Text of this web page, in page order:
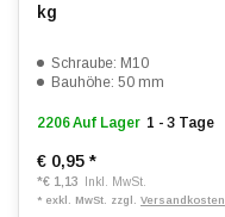
kg
Schraube: M10
Bauhöhe: 50 mm
2206 Auf Lager 1 - 3 Tage
€ 0,95 *
*€ 1,13 Inkl. MwSt.
* exkl. MwSt. zzgl. Versandkosten